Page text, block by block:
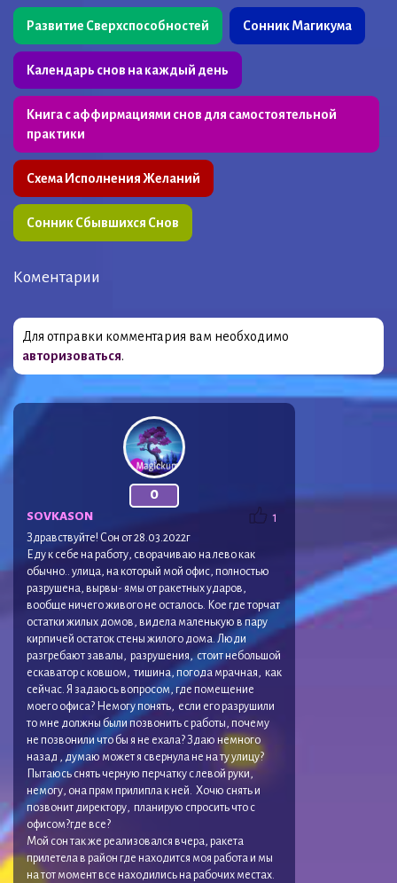
Развитие Сверхспособностей Сонник Магикума
Календарь снов на каждый день
Книга с аффирмациями снов для самостоятельной
практики
Схема Исполнения Желаний
Сонник Сбывшихся Снов
Коментарии
Для отправки комментария вам необходимо
авторизоваться.
0
1
SOVKASON
Здравствуйте! Сон от 28.03.2022г
Еду к себе на работу, сворачиваю на лево как
обычно.. улица, на который мой офис, полностью
разрушена, вырвы- ямы от ракетных ударов,
вообще ничего живого не осталось. Кое где торчат
остатки жилых домов, видела маленькую в пару
кирпичей остаток стены жилого дома. Люди
разгребают завалы, разрушения, стоит небольшой
ескаватор с ковшом, тишина, погода мрачная, как
сейчас. Я задаюсь вопросом, где помещение
моего офиса? Немогу понять, если его разрушили
то мне должны были позвонить с работы, почему
не позвонили что бы я не ехала? Здаю немного
назад , думаю может я свернула не на ту улицу?
Пытаюсь снять черную перчатку с левой руки,
немогу, она прям прилипла к ней. Хочю снять и
позвонит директору, планирую спросить что с
офисом?где все?
Мой сон так же реализовался вчера, ракета
прилетела в район где находится моя работа и мы
на тот момент все находились на рабочих местах.